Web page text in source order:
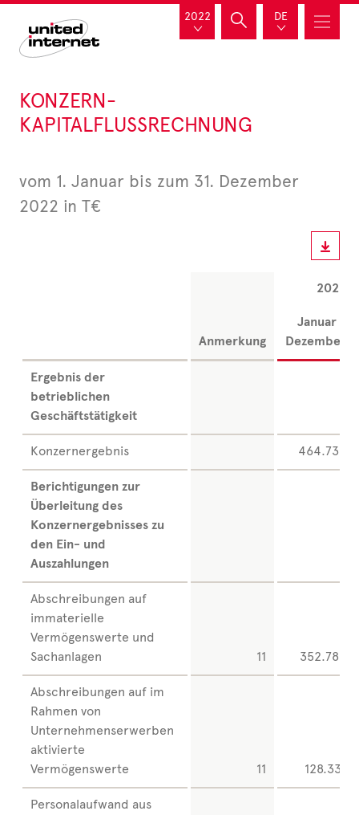
2022 DE
KONZERN-
KAPITALFLUSSRECHNUNG
vom 1. Januar bis zum 31. Dezember
2022 in T€
Ergebnis der
betrieblichen
Geschäftstätigkeit
Konzernergebnis 464.738
Berichtigungen zur
Überleitung des
Konzernergebnisses zu
den Ein- und
Auszahlungen
Abschreibungen auf
immaterielle
Vermögenswerte und
Sachanlagen
11 352.783
Abschreibungen auf im
Rahmen von
Unternehmenserwerben
aktivierte
Vermögenswerte
11 128.331
Personalaufwand aus
2022
Anmerkung
Januar -
Dezember